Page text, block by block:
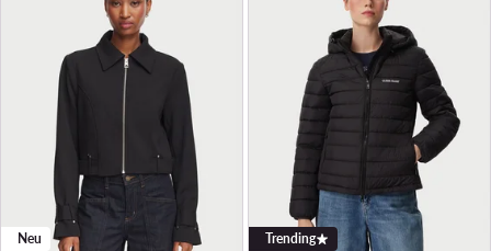
Neu Trending